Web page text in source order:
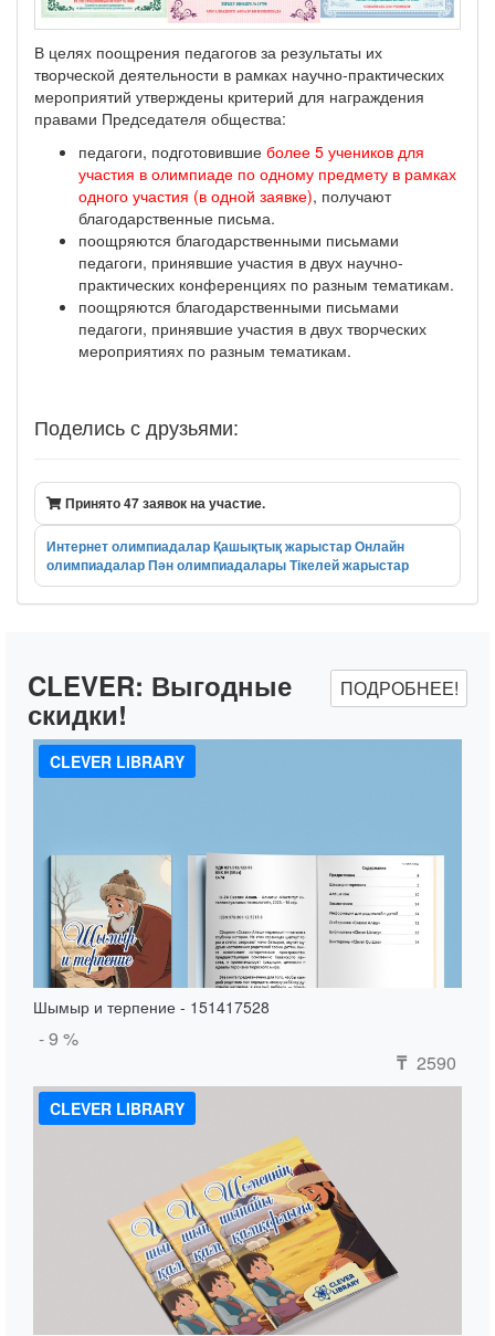
В целях поощрения педагогов за результаты их
творческой деятельности в рамках научно-практических
мероприятий утверждены критерий для награждения
правами Председателя общества:
педагоги, подготовившие более 5 учеников для
участия в олимпиаде по одному предмету в рамках
одного участия (в одной заявке), получают
благодарственные письма.
поощряются благодарственными письмами
педагоги, принявшие участия в двух научно-
практических конференциях по разным тематикам.
поощряются благодарственными письмами
педагоги, принявшие участия в двух творческих
мероприятиях по разным тематикам.
Поделись с друзьями:
Принято 47 заявок на участие.
Интернет олимпиадаларҚашықтық жарыстарОнлайн
олимпиадаларПән олимпиадаларыТікелей жарыстар
CLEVER: Выгодные
скидки!
ПОДРОБНЕЕ!
CLEVER LIBRARY
Шымыр и терпение - 151417528
- 9 %
₸ 2590
CLEVER LIBRARY